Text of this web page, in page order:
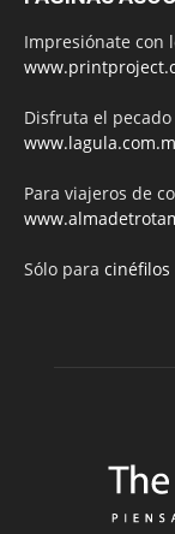
Impresiónate con
Disfruta el
Para viajeros de
Sólo para cinéfilos